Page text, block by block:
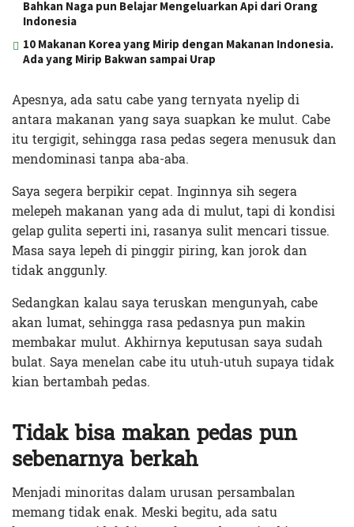
Bahkan Naga pun Belajar Mengeluarkan Api dari Orang
Indonesia
10 Makanan Korea yang Mirip dengan Makanan Indonesia.
Ada yang Mirip Bakwan sampai Urap
Apesnya, ada satu cabe yang ternyata nyelip di
antara makanan yang saya suapkan ke mulut. Cabe
itu tergigit, sehingga rasa pedas segera menusuk dan
mendominasi tanpa aba-aba.
Saya segera berpikir cepat. Inginnya sih segera
melepeh makanan yang ada di mulut, tapi di kondisi
gelap gulita seperti ini, rasanya sulit mencari tissue.
Masa saya lepeh di pinggir piring, kan jorok dan
tidak anggunly.
Sedangkan kalau saya teruskan mengunyah, cabe
akan lumat, sehingga rasa pedasnya pun makin
membakar mulut. Akhirnya keputusan saya sudah
bulat. Saya menelan cabe itu utuh-utuh supaya tidak
kian bertambah pedas.
Tidak bisa makan pedas pun
sebenarnya berkah
Menjadi minoritas dalam urusan persambalan
memang tidak enak. Meski begitu, ada satu